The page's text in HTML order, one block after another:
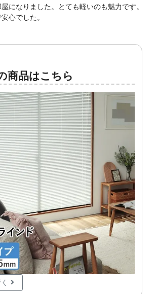
になりました。とても軽いのも魅力です。
心でした。
商品はこちら